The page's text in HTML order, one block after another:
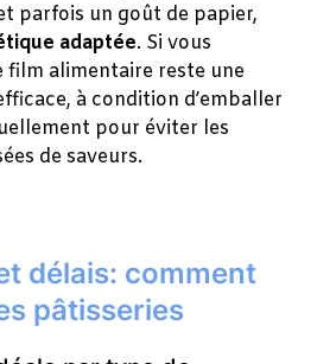
parfois un goût de papier,
adaptée. Si vous
film alimentaire reste une
à condition d’emballer
pour éviter les
de saveurs.
délais: comment
pâtisseries